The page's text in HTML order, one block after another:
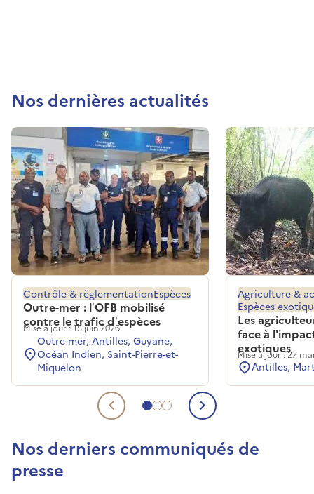
Nos dernières actualités
Aller à l'actualité liée 1
Aller à l'actualité liée 2
Aller à l'actualité liée 3
Outre-mer : l’OFB mobilisé
contre le trafic d’espèces
Contrôle & règlementationEspèces
Mise à jour : 15 juin 2026
Outre-mer, Antilles, Guyane,
Océan Indien, Saint-Pierre-et-
Miquelon
Les
face à
exotiques
Agriculture &
Espèces
Mise à jour : 27
Antilles,
Actualité liéeActualité liée
Nos derniers communiqués de
presse